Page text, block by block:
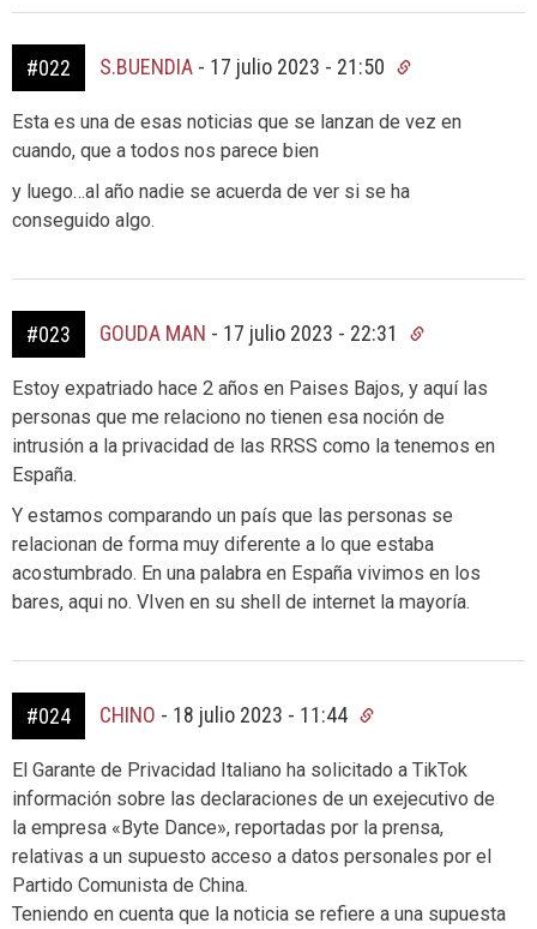
#022 S.BUENDIA - 17 julio 2023 - 21:50
Esta es una de esas noticias que se lanzan de vez en
cuando, que a todos nos parece bien
y luego…al año nadie se acuerda de ver si se ha
conseguido algo.
#023 GOUDA MAN - 17 julio 2023 - 22:31
Estoy expatriado hace 2 años en Paises Bajos, y aquí las
personas que me relaciono no tienen esa noción de
intrusión a la privacidad de las RRSS como la tenemos en
España.
Y estamos comparando un país que las personas se
relacionan de forma muy diferente a lo que estaba
acostumbrado. En una palabra en España vivimos en los
bares, aqui no. VIven en su shell de internet la mayoría.
#024 CHINO - 18 julio 2023 - 11:44
El Garante de Privacidad Italiano ha solicitado a TikTok
información sobre las declaraciones de un exejecutivo de
la empresa «Byte Dance», reportadas por la prensa,
relativas a un supuesto acceso a datos personales por el
Partido Comunista de China.
Teniendo en cuenta que la noticia se refiere a una supuesta